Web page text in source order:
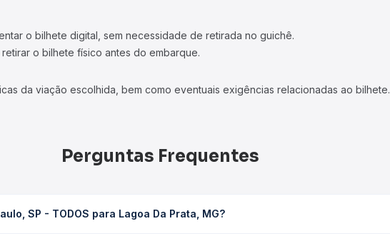
o bilhete digital, sem necessidade de retirada no guichê.
o bilhete físico antes do embarque.
da viação escolhida, bem como eventuais exigências relacionadas ao bilhete.
Perguntas Frequentes
SP - TODOS para Lagoa Da Prata, MG?